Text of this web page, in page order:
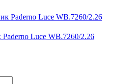
Luce WB.7260/2.26